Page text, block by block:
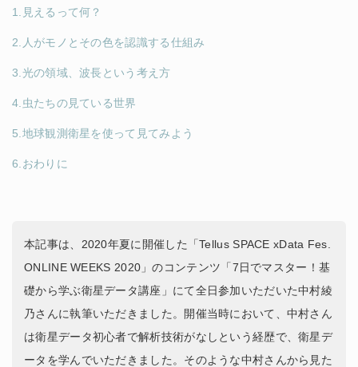
本記事は、2020年夏に開催した「Tellus SPACE xData Fes.
ONLINE WEEKS 2020」のコンテンツ「7日でマスター！基
礎から学ぶ衛星データ講座」にて全日参加いただいた中村綾
乃さんに執筆いただきました。開催当時において、中村さん
は衛星データ初心者で解析技術がなしという経歴で、衛星デ
ータを学んでいただきました。そのような中村さんから見た
1.見えるって何？
2.人がモノとその色を認識する仕組み
3.光の領域、波長という考え方
4.虫たちの見ている世界
5.地球観測衛星を使って見てみよう
6.おわりに